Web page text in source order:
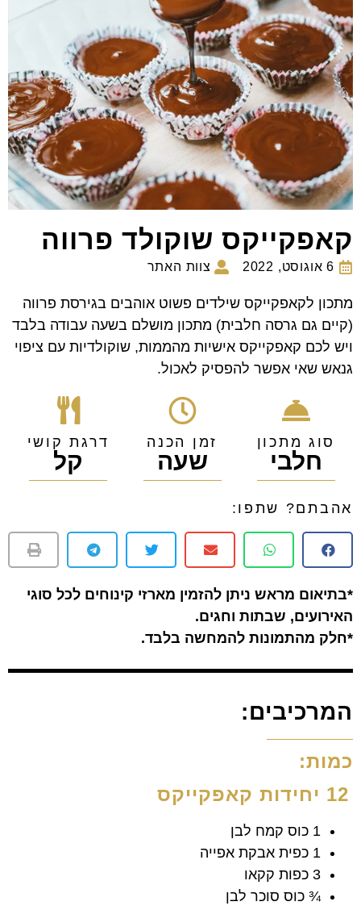
קאפקייקס שוקולד פרווה
6 אוגוסט, 2022 צוות האתר
מתכון לקאפקייקס שילדים פשוט אוהבים בגירסת פרווה
(קיים גם גרסה חלבית) מתכון מושלם בשעה עבודה בלבד
ויש לכם קאפקייקס אישיות מהממות, שוקולדיות עם ציפוי
גנאש שאי אפשר להפסיק לאכול.
סוג מתכון
חלבי
זמן הכנה
שעה
דרגת קושי
קל
אהבתם? שתפו:
*בתיאום מראש ניתן להזמין מארזי קינוחים לכל סוגי
האירועים, שבתות וחגים.
*חלק מהתמונות להמחשה בלבד.
המרכיבים:
כמות:
12 יחידות קאפקייקס
1 כוס קמח לבן
1 כפית אבקת אפייה
3 כפות קקאו
¾ כוס סוכר לבן